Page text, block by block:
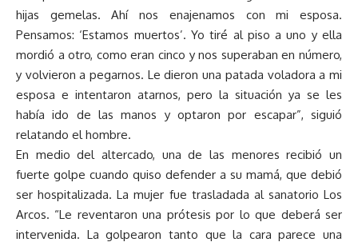
hijas gemelas. Ahí nos enajenamos con mi esposa.
Pensamos: ‘Estamos muertos’. Yo tiré al piso a uno y ella
mordió a otro, como eran cinco y nos superaban en número,
y volvieron a pegarnos. Le dieron una patada voladora a mi
esposa e intentaron atarnos, pero la situación ya se les
había ido de las manos y optaron por escapar”, siguió
relatando el hombre.
En medio del altercado, una de las menores recibió un
fuerte golpe cuando quiso defender a su mamá, que debió
ser hospitalizada. La mujer fue trasladada al sanatorio Los
Arcos. “Le reventaron una prótesis por lo que deberá ser
intervenida. La golpearon tanto que la cara parece una